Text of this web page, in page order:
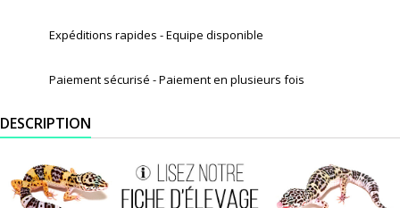
Expéditions rapides - Equipe disponible
Paiement sécurisé - Paiement en plusieurs fois
DESCRIPTION